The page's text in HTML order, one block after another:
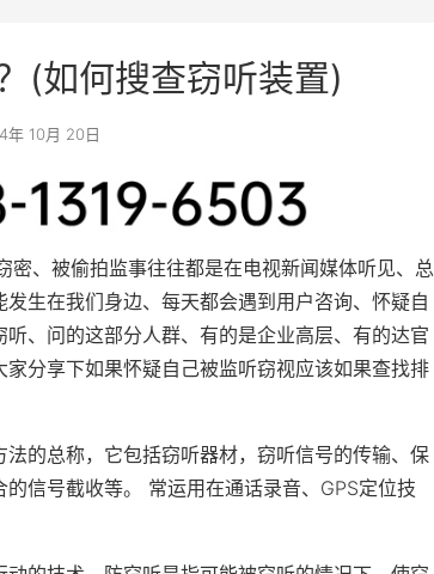
(如何搜查窃听装置)
10月 20日
、被偷拍监事往往都是在电视新闻媒体听见、总
生在我们身边、每天都会遇到用户咨询、怀疑自
、问的这部分人群、有的是企业高层、有的达官
分享下如果怀疑自己被监听窃视应该如果查找排
的总称，它包括窃听器材，窃听信号的传输、保
信号截收等。 常运用在通话录音、GPS定位技